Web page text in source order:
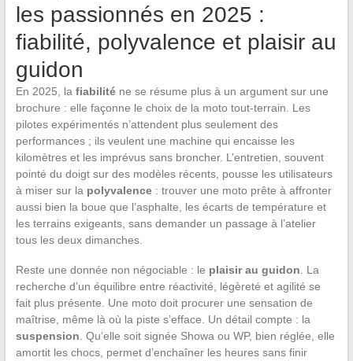
les passionnés en 2025 :
fiabilité, polyvalence et plaisir au
guidon
En 2025, la fiabiliténe se résume plus à un argument sur une
brochure : elle façonne le choix de la moto tout-terrain. Les
pilotes expérimentés n’attendent plus seulement des
performances ; ils veulent une machine qui encaisse les
kilomètres et les imprévus sans broncher. L’entretien, souvent
pointé du doigt sur des modèles récents, pousse les utilisateurs
à miser sur la polyvalence: trouver une moto prête à affronter
aussi bien la boue que l’asphalte, les écarts de température et
les terrains exigeants, sans demander un passage à l’atelier
tous les deux dimanches.
Reste une donnée non négociable : le plaisir au guidon . La
recherche d’un équilibre entre réactivité, légèreté et agilité se
fait plus présente. Une moto doit procurer une sensation de
maîtrise, même là où la piste s’efface. Un détail compte : la
suspension . Qu’elle soit signée Showa ou WP, bien réglée, elle
amortit les chocs, permet d’enchaîner les heures sans finir